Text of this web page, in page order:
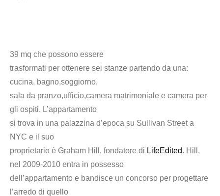
39 mq che possono essere
trasformati per ottenere sei stanze partendo da una:
cucina, bagno,soggiorno,
sala da pranzo,ufficio,camera matrimoniale e camera per
gli ospiti. L’appartamento
si trova in una palazzina d’epoca su Sullivan Street a
NYC e il suo
proprietario è Graham Hill, fondatore di LifeEdited. Hill,
nel 2009-2010 entra in possesso
dell’appartamento e bandisce un concorso per progettare
l’arredo di quello